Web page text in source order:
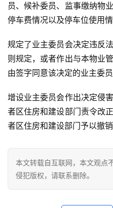
员、候补委员、监事缴纳物
停车费情况以及停车位使用情
规定了业主委员会决定违反
则规定，或者作出与本物业
由签字同意该决定的业主委
增设业主委员会作出决定侵
者区住房和建设部门责令改
者区住房和建设部门予以撤
本文转载自互联网，本文观点
侵犯版权，请联系删除。